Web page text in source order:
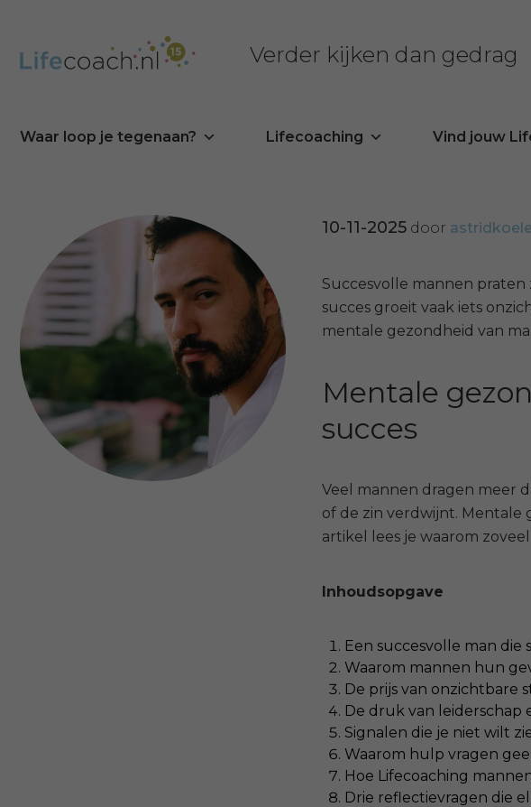
Verder kijken dan gedrag
Waar loop je tegenaan? Lifecoaching Vind jouw
10-11-2025door
Succesvolle mannen
succes groeit vaak iets
mentale gezondheid van
Mentale
succes
Veel mannen dragen meer
of de zin verdwijnt. Mentale
artikel lees je waarom
Inhoudsopgave
Een succesvolle man die
Waarom mannen hun
De prijs van onzichtbare
De druk van leiderschap
Signalen die je niet wilt
Waarom hulp vragen
Hoe Lifecoaching
Drie reflectievragen die